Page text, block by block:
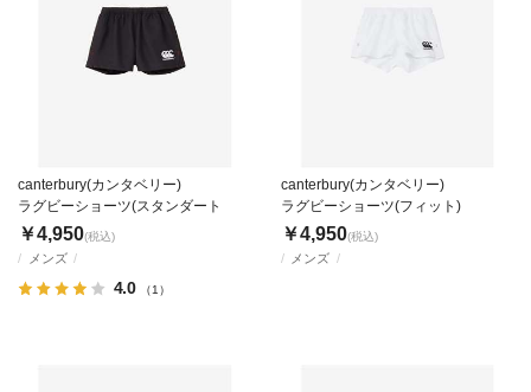
メンズ
4.0 （1）
canterbury(カンタベリー)
ラグビーショーツ(スタンダート
￥4,950(税込)
メンズ
canterbury(カンタベリー)
ラグビーショーツ(フィット)
￥4,950(税込)